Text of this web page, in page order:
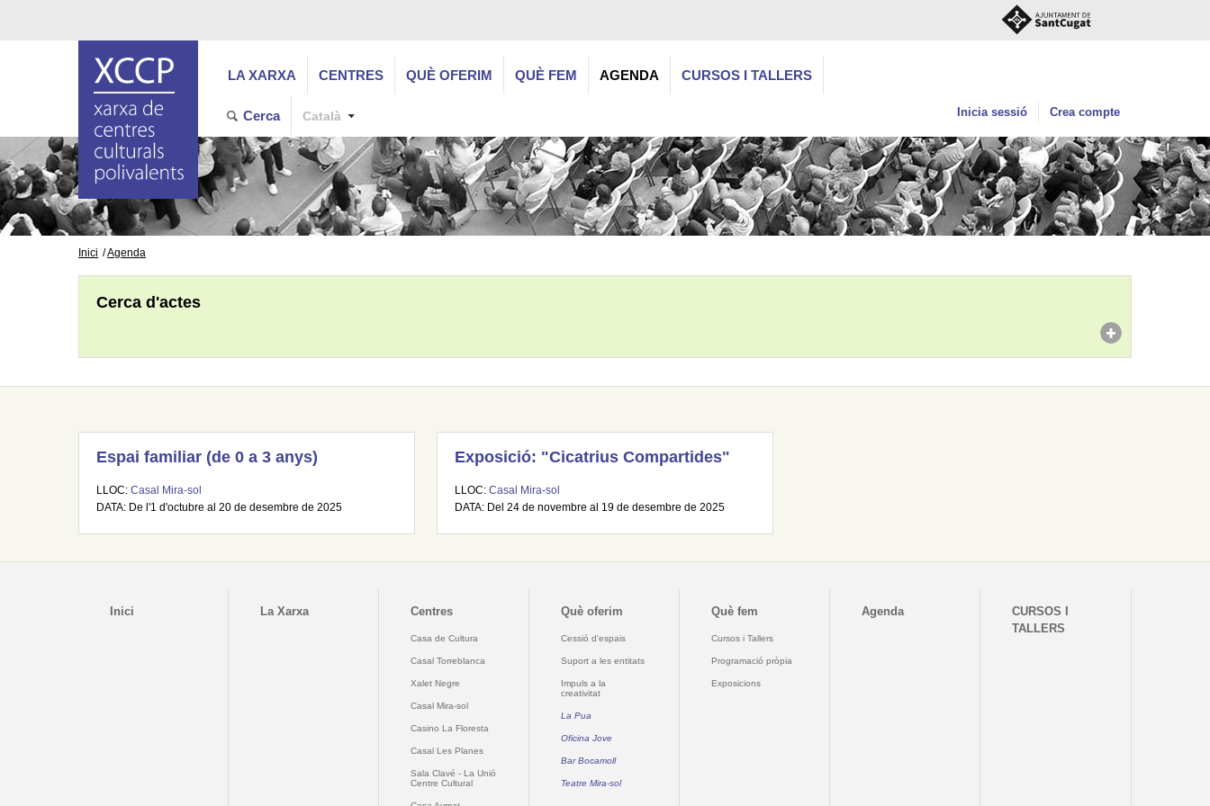
LA XARXA CENTRES QUÈ OFERIM QUÈ FEM AGENDA CURSOS I TALLERS
Cerca Català Inicia sessió Crea compte
Inici Agenda
Cerca d'actes
Espai familiar (de 0 a 3 anys)
LLOC: Casal Mira-sol
DATA: De l'1 d'octubre al 20 de desembre de 2025
Exposició: "Cicatrius Compartides"
LLOC: Casal Mira-sol
DATA: Del 24 de novembre al 19 de desembre de 2025
Inici La Xarxa Centres
Casa de Cultura
Casal Torreblanca
Xalet Negre
Casal Mira-sol
Casino La Floresta
Casal Les Planes
Sala Clavé - La Unió
Centre Cultural
Què oferim
Cessió d'espais
Suport a les entitats
Impuls a la
creativitat
La Pua
Oficina Jove
Bar Bocamoll
Teatre Mira-sol
Què fem
Cursos i Tallers
Programació pròpia
Exposicions
Agenda
CURSOS I
TALLERS